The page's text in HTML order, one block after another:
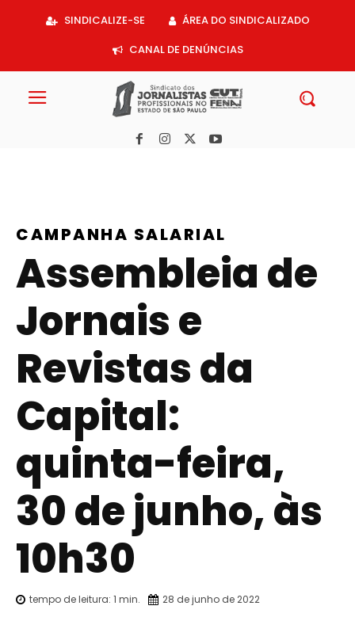
SINDICALIZE-SE
ÁREA DO SINDICALIZADO
CANAL DE DENÚNCIAS
CAMPANHA SALARIAL
Assembleia de
Jornais e
Revistas da
Capital:
quinta-feira,
30 de junho, às
10h30
tempo de leitura: 1 min. 28 de junho de 2022